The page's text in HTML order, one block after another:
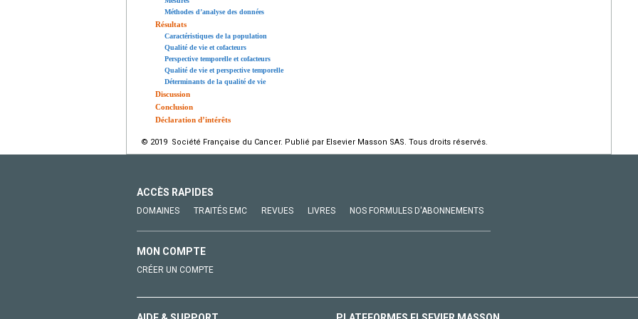
Méthodes d’analyse des données
Résultats
Caractéristiques de la population
Qualité de vie et cofacteurs
Perspective temporelle et cofacteurs
Qualité de vie et perspective temporelle
Déterminants de la qualité de vie
Discussion
Conclusion
Déclaration d’intérêts
© 2019 Société Française du Cancer. Publié par Elsevier Masson SAS. Tous droits réservés.
ACCÈS RAPIDES
DOMAINES TRAITÉS EMC REVUES LIVRES NOS FORMULES D'ABONNEMENTS
MON COMPTE
CRÉER UN COMPTE